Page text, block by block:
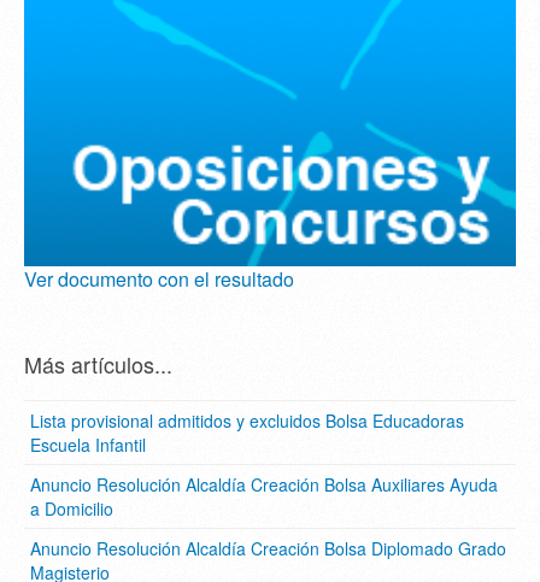
Ver documento con el resultado
Más artículos...
Lista provisional admitidos y excluidos Bolsa Educadoras
Escuela Infantil
Anuncio Resolución Alcaldía Creación Bolsa Auxiliares Ayuda
a Domicilio
Anuncio Resolución Alcaldía Creación Bolsa Diplomado Grado
Magisterio